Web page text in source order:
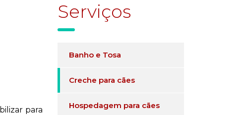
para
Serviços
Banho e Tosa
Creche para cães
Hospedagem para cães